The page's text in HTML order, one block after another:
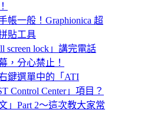
帳一般！Graphionica 超
貼工具
screen lock」講完電話
，分心禁止！
鍵選單中的「ATI
Control Center」項目？
」Part 2～這次教大家常